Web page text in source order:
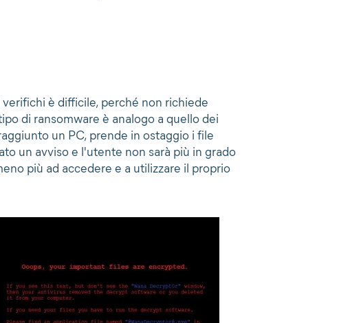
è difficile, perché non richiede
di ransomware è analogo a quello dei
un PC, prende in ostaggio i file
un avviso e l'utente non sarà più in grado
più ad accedere e a utilizzare il proprio